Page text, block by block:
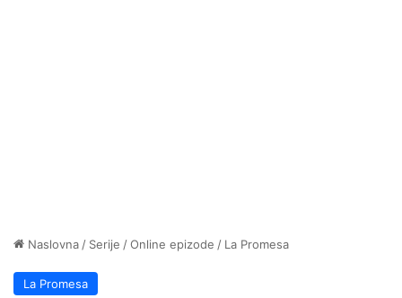
Naslovna / Serije /Online epizode / La Promesa
La Promesa